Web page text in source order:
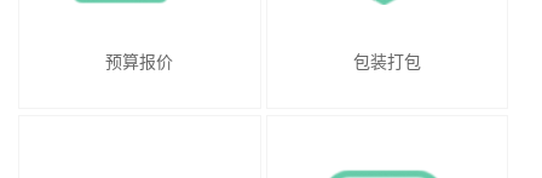
预算报价 包装打包